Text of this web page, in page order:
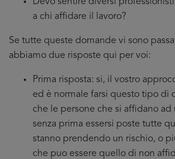
a chi affidare il lavoro?
Se tutte queste domande vi sono
abbiamo due risposte qui per voi:
Prima risposta: si, il vostro
ed è normale farsi questo tipo di
che le persone che si affidano ad
senza prima essersi poste tutte
stanno prendendo un rischio, o
che puo essere quello di non